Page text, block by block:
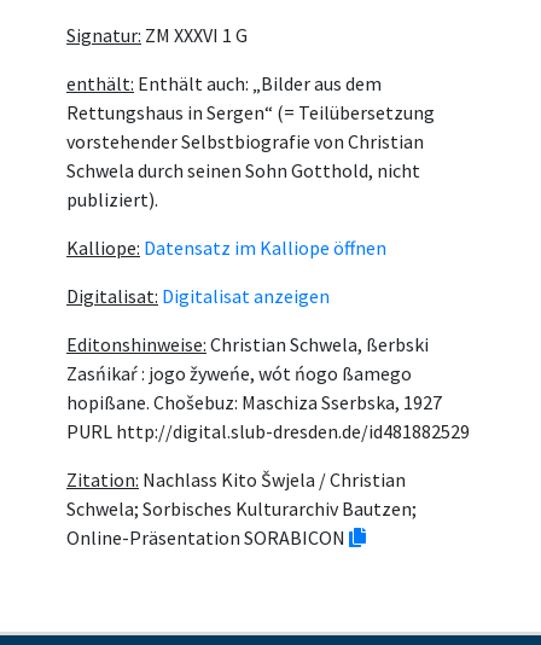
Signatur: ZM XXXVI 1 G
enthält: Enthält auch: „Bilder aus dem
Rettungshaus in Sergen“ (= Teilübersetzung
vorstehender Selbstbiografie von Christian
Schwela durch seinen Sohn Gotthold, nicht
publiziert).
Kalliope: Datensatz im Kalliope öffnen
Digitalisat: Digitalisat anzeigen
Editonshinweise: Christian Schwela, ßerbski
Zasńikaŕ : jogo žyweńe, wót ńogo ßamego
hopißane. Chošebuz: Maschiza Sserbska, 1927
PURL http://digital.slub-dresden.de/id481882529
Zitation: Nachlass Kito Šwjela / Christian
Schwela; Sorbisches Kulturarchiv Bautzen;
Online-Präsentation SORABICON